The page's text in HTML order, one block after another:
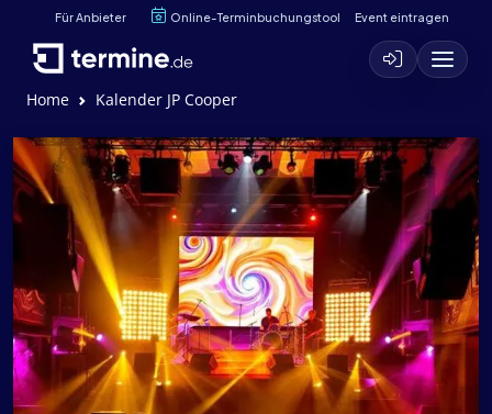
Für Anbieter Online-Terminbuchungstool Event eintragen
Home Kalender JP Cooper